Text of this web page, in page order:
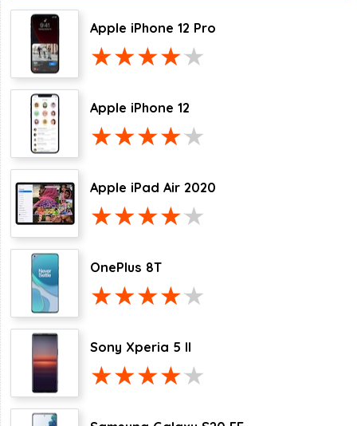
Apple iPhone 12 Pro
Apple iPhone 12
Apple iPad Air 2020
OnePlus 8T
Sony Xperia 5 II